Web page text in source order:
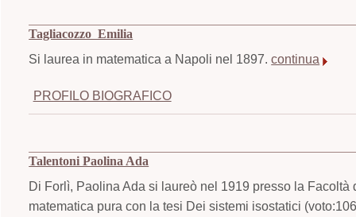
Tagliacozzo Emilia
Si laurea in matematica a Napoli nel 1897.continua
PROFILO BIOGRAFICO
Talentoni Paolina Ada
Di Forlì, Paolina Ada si laureò nel 1919 presso la
matematica pura con la tesi Dei sistemi isostatici